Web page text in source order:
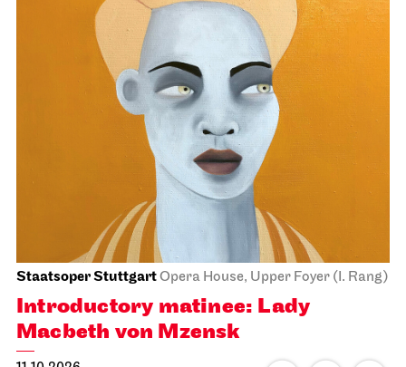
Staatsoper Stuttgart Opernhaus
I Did It My Way
Sun, 11.10.2026